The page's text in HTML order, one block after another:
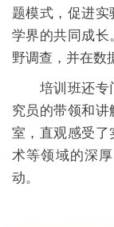
题模式，促进
学界的共同成长
野调查，并在数
培训班还专门
究员的带领和
室，直观感受了
术等领域的深
动。